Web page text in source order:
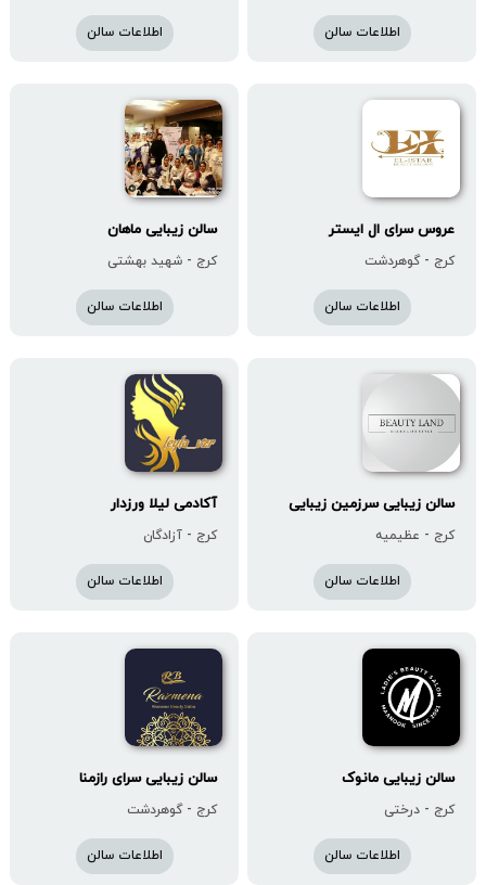
اطلاعات سالن اطلاعات سالن
عروس سرای ال ایستر
کرج - گوهردشت
اطلاعات سالن
سالن زیبایی ماهان
کرج - شهید بهشتی
اطلاعات سالن
سالن زیبایی سرزمین زیبایی
کرج - عظیمیه
اطلاعات سالن
آکادمی لیلا ورزدار
کرج - آزادگان
اطلاعات سالن
سالن زیبایی مانوک‌
کرج - درختی
اطلاعات سالن
سالن زیبایی سرای رازمنا
کرج - گوهردشت
اطلاعات سالن